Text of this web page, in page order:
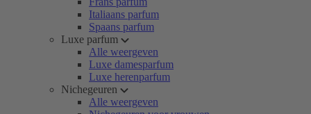
Italiaans parfum
Spaans parfum
Luxe parfum
Alle weergeven
Luxe damesparfum
Luxe herenparfum
Nichegeuren
Alle weergeven